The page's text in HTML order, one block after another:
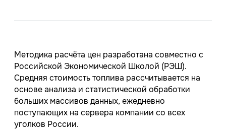
Методика расчёта цен разработана совместно с
Российской Экономической Школой (РЭШ).
Средняя стоимость топлива рассчитывается на
основе анализа и статистической обработки
больших массивов данных, ежедневно
поступающих на сервера компании со всех
уголков России.